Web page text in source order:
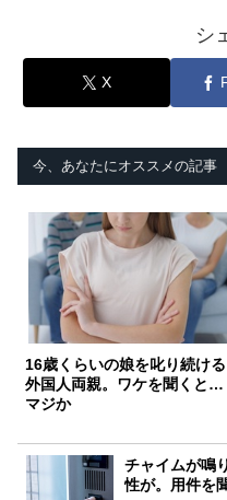
シ
X
今、あなたにオススメの記事
16歳くらいの娘を叱り続ける
外国人両親。ワケを聞くと…
マジか
チャイムが鳴
性が。用件を